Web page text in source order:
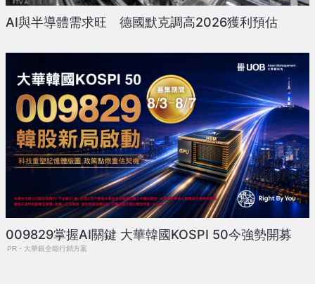
AI與半導體需求旺 德國默克調高2026獲利預估
009829掌握AI關鍵 大華韓國KOSPI 50今強勢開募
PR・大華銀全能行銷方案